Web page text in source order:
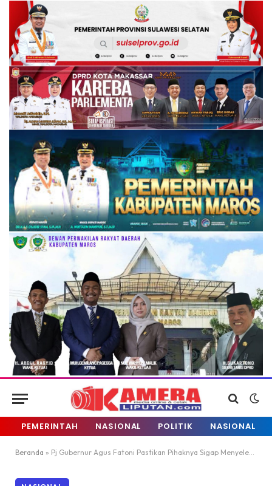
PEMERINTAH NASIONAL POLITIK NASIONAL
Beranda » Pj Gubernur Agus Fatoni Pastikan Pihaknya Sigap Menyelesaikan Permasalahan di PON XXI Wilayah Sumut